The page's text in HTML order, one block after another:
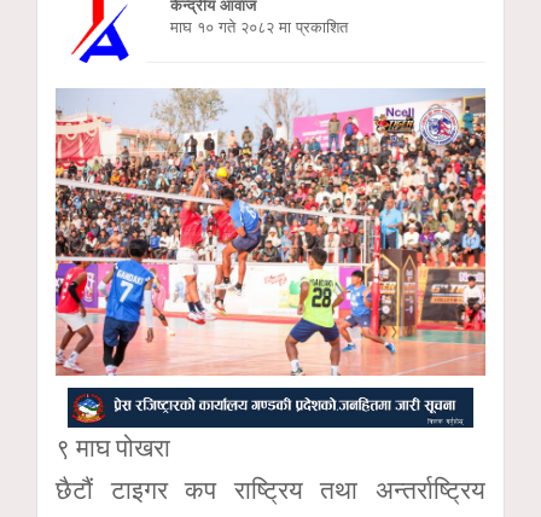
माघ १० गते २०८२ मा प्रकाशित
९ माघ पोखरा
छैटौं टाइगर कप राष्ट्रिय तथा अन्तर्राष्ट्रिय